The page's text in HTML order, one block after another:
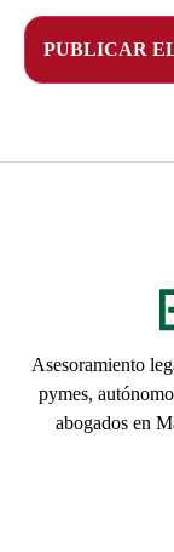
Asesoramiento
pymes,
abogados en